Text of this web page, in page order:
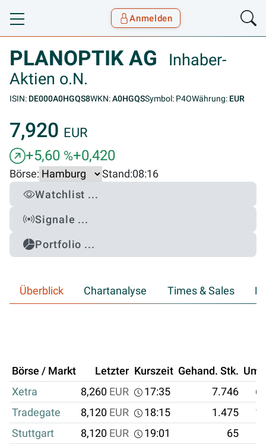
Toggle navigation
Anmelden
PLANOPTIK AG
Inhaber-
Aktien o.N.
ISIN: DE000A0HGQS8WKN:A0HGQSSymbol: P4OWährung: EUR
7,920 EUR
+5,60 %+0,420
Börse: Stand:08:16
Watchlist ...
Signale ...
Portfolio ...
Überblick Chartanalyse Times & Sales
Börse / Markt Letzter Kurszeit Gehand. Stk.
Xetra
8,260 EUR 17:35 7.746
Tradegate
8,120 EUR 18:15 1.475
Stuttgart
8,120 EUR 19:01
65